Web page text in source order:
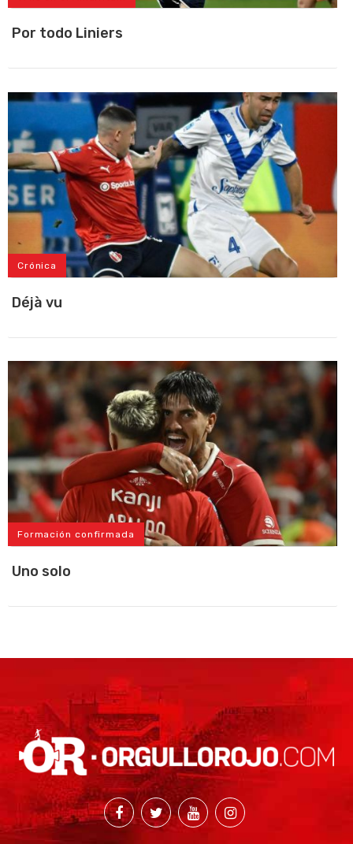
Por todo Liniers
Crónica
Déjà vu
Formación confirmada
Uno solo